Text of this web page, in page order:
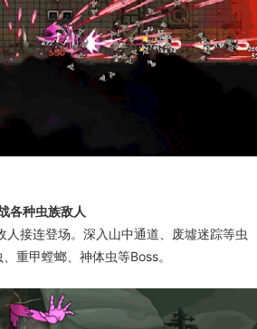
各种虫族敌人
接连登场。深入山中通道、废墟迷踪等虫
重甲螳螂、神体虫等Boss。